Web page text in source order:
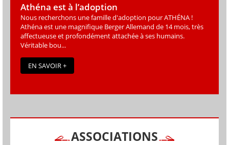
Athéna est à l’adoption
Nous recherchons une famille d'adoption pour ATHÉNA !
Athéna est une magniﬁque Berger Allemand de 14 mois, très
affectueuse et profondément attachée à ses humains.
Véritable bou...
EN SAVOIR +
ASSOCIATIONS